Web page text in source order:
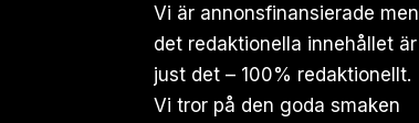
Vi är annonsfinansierade men
det redaktionella innehållet är
just det – 100% redaktionellt.
Vi tror på den goda smaken